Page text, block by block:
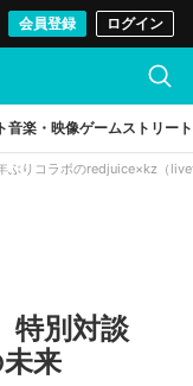
会員登録 ログイン
音楽・映像ゲームストリート
ぶりコラボのredjuice×kz（
特別対談
来